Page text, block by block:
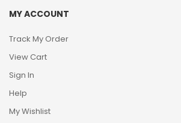
MY ACCOUNT
Track My Order
View Cart
Sign In
Help
My Wishlist